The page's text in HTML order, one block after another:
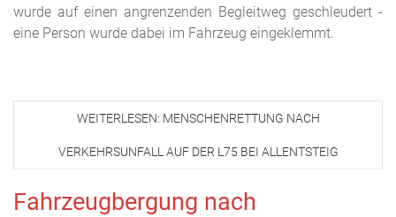
wurde auf einen angrenzenden Begleitweg geschleudert -
eine Person wurde dabei im Fahrzeug eingeklemmt.
WEITERLESEN: MENSCHENRETTUNG NACH
VERKEHRSUNFALL AUF DER L75 BEI ALLENTSTEIG
Fahrzeugbergung nach